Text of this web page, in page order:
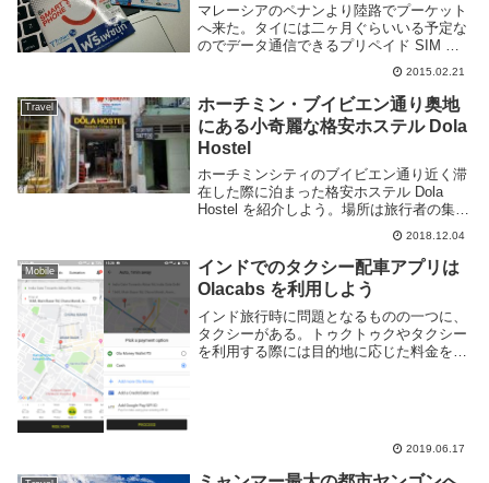
マレーシアのペナンより陸路でプーケット
へ来た。タイには二ヶ月ぐらいいる予定な
のでデータ通信できるプリペイド SIM を
購入した。タイの携帯キャリア主要キャリ
アは大きい順に AIS, dtac, True Move の3
つでビッグスリーと呼ば...
2015.02.21
Travel
ホーチミン・ブイビエン通り奥地
にある小奇麗な格安ホステル Dola
Hostel
ホーチミンシティのブイビエン通り近く滞
在した際に泊まった格安ホステル Dola
Hostel を紹介しよう。場所は旅行者の集ま
る賑やかなブイビエン通りから一本入った
路地裏にある。ちょっと場所がわかりにく
い。このあたりの道を一本入った曲がり
く...
2018.12.04
Mobile
インドでのタクシー配車アプリは
Olacabs を利用しよう
インド旅行時に問題となるものの一つに、
タクシーがある。トゥクトゥクやタクシー
を利用する際には目的地に応じた料金を交
2019.06.17